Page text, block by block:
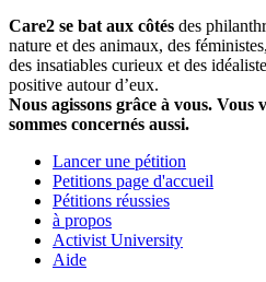
Care2 se bat aux côtés des
nature et des animaux, des
des insatiables curieux et des
positive autour d’eux.
Nous agissons grâce à vous. Vous
sommes concernés aussi.
Lancer une pétition
Petitions page d'accueil
Pétitions réussies
à propos
Activist University
Aide